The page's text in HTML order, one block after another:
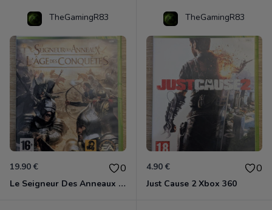
TheGamingR83
19.90 € 0
Le Seigneur Des Anneaux - L'âge Des Conquêtes Xbox 360
TheGamingR83
4.90 € 0
Just Cause 2 Xbox 360